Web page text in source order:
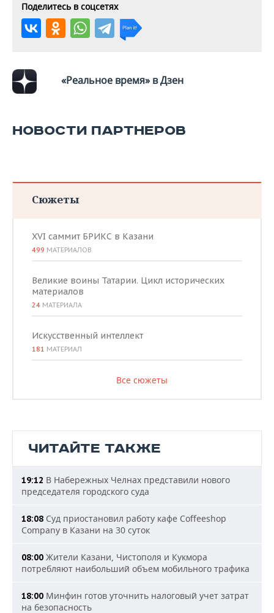
Поделитесь в соцсетях
«Реальное время» в Дзен
НОВОСТИ ПАРТНЕРОВ
Сюжеты
XVI саммит БРИКС в Казани
499 МАТЕРИАЛОВ
Великие воины Татарии. Цикл исторических
материалов
24 МАТЕРИАЛА
Искусственный интеллект
181 МАТЕРИАЛ
Все сюжеты
ЧИТАЙТЕ ТАКЖЕ
19:12 В Набережных Челнах представили нового
председателя городского суда
18:08 Суд приостановил работу кафе Coffeeshop
Company в Казани на 30 суток
08:00 Жители Казани, Чистополя и Кукмора
потребляют наибольший объем мобильного трафика
18:00 Минфин готов уточнить налоговый учет затрат
на безопасность